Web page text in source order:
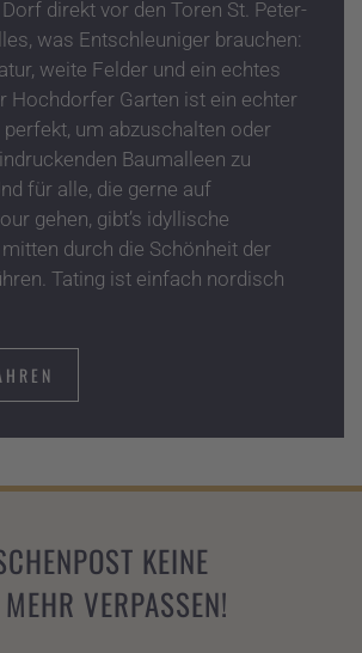
direkt vor den Toren St. Peter-
was Entschleuniger brauchen:
weite Felder und ein echtes
Hochdorfer Garten ist ein echter
um abzuschalten oder
Baumalleen zu
für alle, die gerne auf
gehen, gibt’s idyllische
durch die Schönheit der
Tating ist einfach nordisch
KEINE
VERPASSEN!